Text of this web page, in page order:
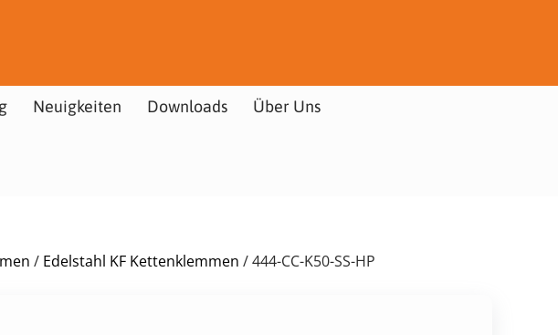
Neuigkeiten Downloads Über Uns
/ Edelstahl KF Kettenklemmen / 444-CC-K50-SS-HP